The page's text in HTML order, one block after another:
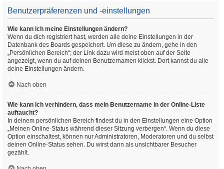
Benutzerpräferenzen und -einstellungen
Wie kann ich meine Einstellungen ändern?
Wenn du dich registriert hast, werden alle deine Einstellungen in der
Datenbank des Boards gespeichert. Um diese zu ändern, gehe in den
„Persönlichen Bereich“; der Link dazu wird meist oben auf der Seite
angezeigt, wenn du auf deinen Benutzernamen klickst. Dort kannst du alle
deine Einstellungen ändern.
Nach oben
Wie kann ich verhindern, dass mein Benutzername in der Online-Liste
auftaucht?
In deinem persönlichen Bereich findest du in den Einstellungen eine Option
„Meinen Online-Status während dieser Sitzung verbergen“. Wenn du diese
Option einschaltest, können nur Administratoren, Moderatoren und du selbst
deinen Online-Status sehen. Du wirst dann als unsichtbarer Besucher
gezählt.